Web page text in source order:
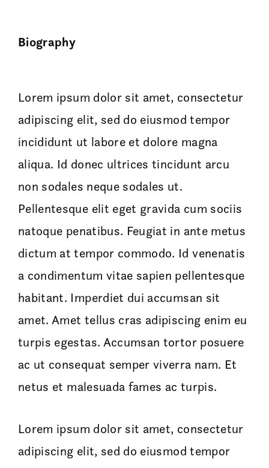
Biography
Lorem ipsum dolor sit amet, consectetur
adipiscing elit, sed do eiusmod tempor
incididunt ut labore et dolore magna
aliqua. Id donec ultrices tincidunt arcu
non sodales neque sodales ut.
Pellentesque elit eget gravida cum sociis
natoque penatibus. Feugiat in ante metus
dictum at tempor commodo. Id venenatis
a condimentum vitae sapien pellentesque
habitant. Imperdiet dui accumsan sit
amet. Amet tellus cras adipiscing enim eu
turpis egestas. Accumsan tortor posuere
ac ut consequat semper viverra nam. Et
netus et malesuada fames ac turpis.
Lorem ipsum dolor sit amet, consectetur
adipiscing elit, sed do eiusmod tempor